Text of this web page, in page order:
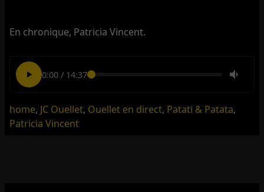
En chronique, Patricia Vincent.
0:00/ 14:37
home, JC Ouellet, Ouellet en direct, Patati & Patata,
Patricia Vincent